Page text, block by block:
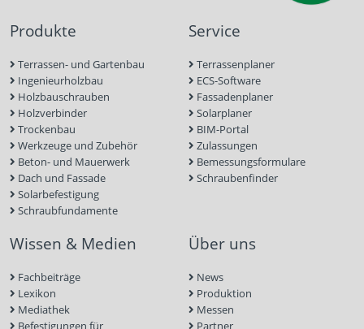
Produkte
Terrassen- und Gartenbau
Ingenieurholzbau
Holzbauschrauben
Holzverbinder
Trockenbau
Werkzeuge und Zubehör
Beton- und Mauerwerk
Dach und Fassade
Solarbefestigung
Schraubfundamente
Service
Terrassenplaner
ECS-Software
Fassadenplaner
Solarplaner
BIM-Portal
Zulassungen
Bemessungsformulare
Schraubenfinder
Wissen & Medien
Fachbeiträge
Lexikon
Mediathek
Befestigungen für
Über uns
News
Produktion
Messen
Partner